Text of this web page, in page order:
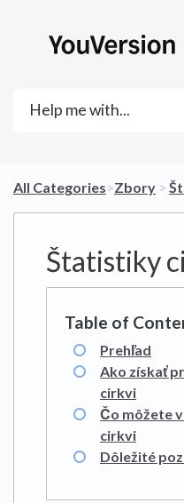
All Categories​>​​Zbory ​ > ​
Štatistiky
Prehľad
Ako získať
cirkvi
Čo môžete
cirkvi
Dôležité